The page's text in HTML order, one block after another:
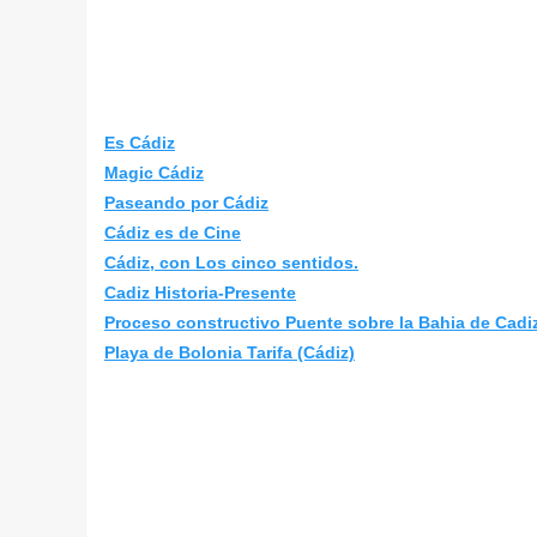
Es Cádiz
Magic Cádiz
Paseando por Cádiz
Cádiz es de Cine
Cádiz, con Los cinco sentidos.
Cadiz Historia-Presente
Proceso constructivo Puente sobre la Bahia de
Playa de Bolonia Tarifa (Cádiz)